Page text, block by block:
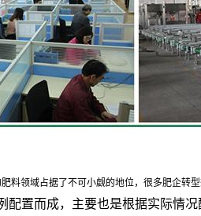
料领域占据了不可小觑的地位，很多肥企转
配置而成，主要也是根据实际情